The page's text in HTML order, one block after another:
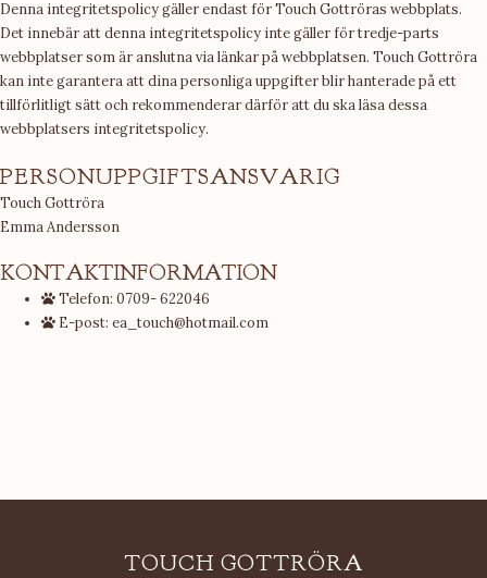
Denna integritetspolicy gäller endast för Touch Gottröras webbplats.
Det innebär att denna integritetspolicy inte gäller för tredje-parts
webbplatser som är anslutna via länkar på webbplatsen. Touch Gottröra
kan inte garantera att dina personliga uppgifter blir hanterade på ett
tillförlitligt sätt och rekommenderar därför att du ska läsa dessa
webbplatsers integritetspolicy.
PERSONUPPGIFTSANSVARIG
Touch Gottröra
Emma Andersson
KONTAKTINFORMATION
Telefon: 0709- 622046
E-post: ea_touch@hotmail.com
TOUCH GOTTRÖRA